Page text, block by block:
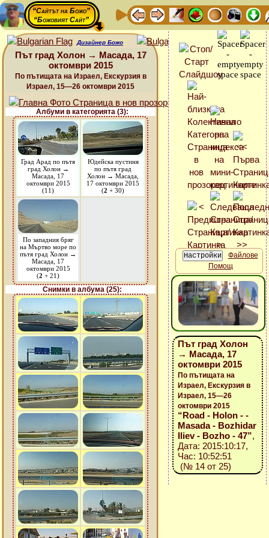
“Сайтът на Божо”
“Божовият Сайт”
Дизайнер Божо
Път град Холон → Масада, 17
октомври 2015
По пътищата на Израел, Екскурзия в
Израел, 15—26 октомври 2015
Албуми в категорията (3):
Град Арад по пътя
град Холон →
Масада, 17
октомври 2015
(11)
Юдейска пустиня
по пътя град
Холон → Масада,
17 октомври 2015
(2 + 30)
По западния бряг
на Мъртво море по
пътя град Холон →
Масада, 17
октомври 2015
(2 + 21)
Снимки в албума (25):
Файлове
Помощ
Път град Холон
→ Масада, 17
октомври 2015
По пътищата на
Израел, Екскурзия в
Израел, 15—26
октомври 2015
“Road - Holon - -
Masada - Bozhidar
Iliev - Bozho - 47”,
Дата: 2015:10:17,
Час: 10:52:51
(№ 14 от 25)